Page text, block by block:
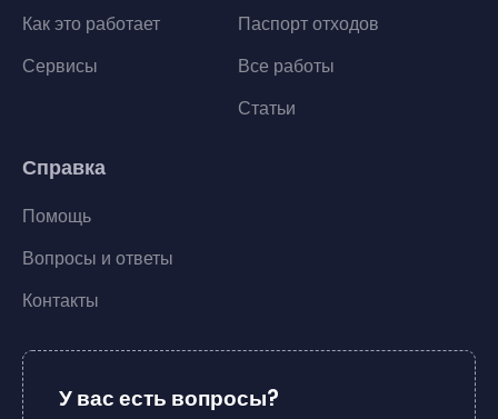
Как это работает
Сервисы
Паспорт отходов
Все работы
Статьи
Справка
Помощь
Вопросы и ответы
Контакты
У вас есть вопросы?